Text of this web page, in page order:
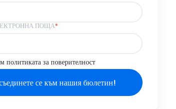
ПОЩА*
политиката за поверителност
се към нашия бюлетин!